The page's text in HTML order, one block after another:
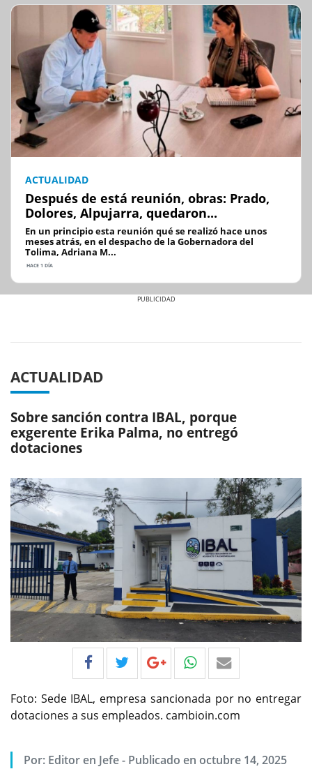
ACTUALIDAD
Después de está reunión, obras: Prado,
Dolores, Alpujarra, quedaron...
En un principio esta reunión qué se realizó hace unos
meses atrás, en el despacho de la Gobernadora del
Tolima, Adriana M...
HACE 1 DÍA
ACTUALIDAD
Sobre sanción contra IBAL, porque
exgerente Erika Palma, no entregó
dotaciones
Foto: Sede IBAL, empresa sancionada por no entregar
dotaciones a sus empleados. cambioin.com
Por: Editor en Jefe- Publicado en octubre 14, 2025